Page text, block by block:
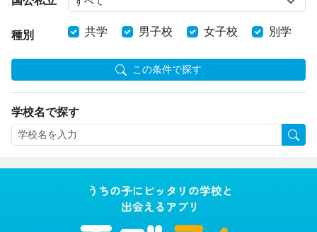
種別 共学 男子校 女子校 別学
この条件で探す
学校名で探す